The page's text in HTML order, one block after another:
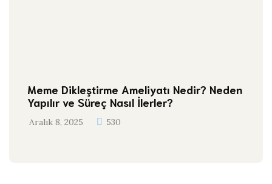
Meme Dikleştirme Ameliyatı Nedir? Neden
Yapılır ve Süreç Nasıl İlerler?
Aralık 8, 2025 530